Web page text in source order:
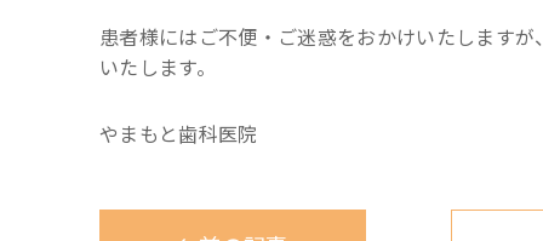
患者様にはご不便・ご迷惑をおかけいたします
いたします。
やまもと歯科医院